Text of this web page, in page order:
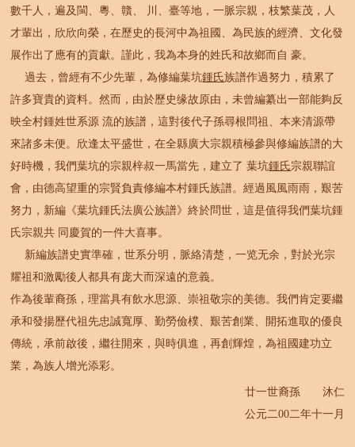
數千人，遍及閩、粵、贛、 川、臺等地，一脈宗親，枝繁葉茂，人
才輩出，欣欣向榮，在歷史的長河中為祖國、為民族的經濟、文化發
展作出了應有的貢獻。謹此，我為本身的姓氏和故鄉而自 豪。
過去，曾經有不少先輩，為修編葉坑鍾氏族譜作過努力，積累了
許多寶貴的資料。然而，由於歷史缘故原由，未曾編纂出一部能夠反
映全村鍾姓世系源 流的族譜，這對後代子孫尋根問祖、本来清源帶
來諸多未便。欣逢太平盛世，在全縣廣大宗親積極參與修編族譜的大
好時機，我們葉坑的宗親梓叔一馬當先，建立了 葉坑鍾氏宗親聯誼
會，由德高望重的宗賢負責修編本村鍾氏族譜。經過風風雨雨，艱苦
努力，新編《葉坑鍾氏法廣公族譜》終於問世，這是值得我們葉坑鍾
氏宗親共 同慶賀的一件大喜事。
新編族譜史實準確，世系分明，脈絡清楚，一览无余，對於光宗
耀祖和激勵後人都具有庞大而深遠的意義。
作為後輩裔孫，理當具有飲水思源、崇祖敬宗的美德。我們肯定要繼
承和發揚歷代祖先忠誠寬厚、勤勞儉樸、艱苦創業、開拓進取的優良
傳統，承前啟後，繼往開來，與時俱進，再創輝煌，為祖國建功立
業，為族人增光添彩。
廿一世裔孫 沐仁
公元二00二年十一月